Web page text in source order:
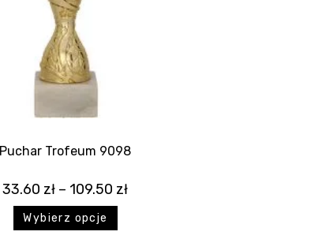
Puchar Trofeum 9098
33.60 zł – 109.50 zł
Wybierz opcje